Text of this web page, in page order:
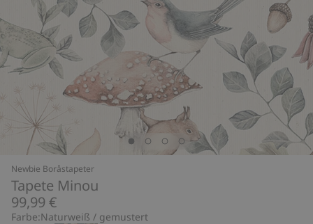
Newbie Boråstapeter
Tapete Minou
99,99 €
Farbe:Naturweiß / gemustert